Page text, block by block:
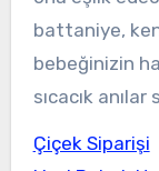
battaniye,
bebeğinizin
sıcacık anılar
Çiçek Siparişi